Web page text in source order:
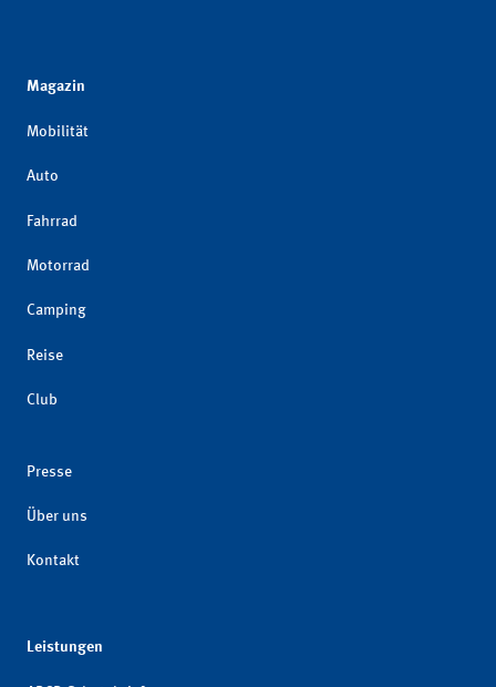
Magazin
Mobilität
Auto
Fahrrad
Motorrad
Camping
Reise
Club
Presse
Über uns
Kontakt
Leistungen